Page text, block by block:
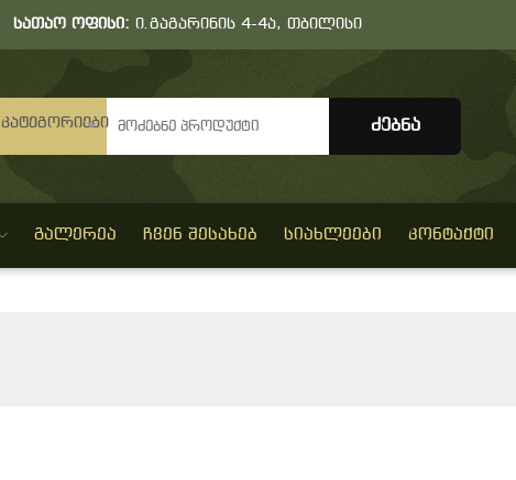
სათაო ოფისი: ი.გაგარინის 4-4ა, თბილისი
Კატეგორიები
ᲒᲐᲚᲔᲠᲔᲐ ᲩᲕᲔᲜ ᲨᲔᲡᲐᲮᲔᲑ ᲡᲘᲐᲮᲚᲔᲔᲑᲘ ᲙᲝᲜᲢᲐᲥᲢᲘ